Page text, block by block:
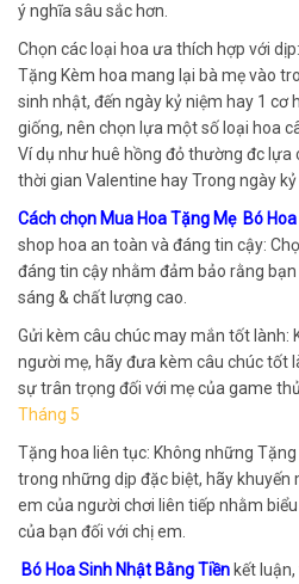
ý nghĩa sâu sắc hơn.
Chọn các loại hoa ưa thích hợp với
Tặng Kèm hoa mang lại bà mẹ vào
sinh nhật, đến ngày kỷ niệm hay 1 cơ
giống, nên chọn lựa một số loại hoa
Ví dụ như huê hồng đỏ thường đc
thời gian Valentine hay Trong ngày
Cách chọn Mua Hoa Tặng Mẹ Bó
shop hoa an toàn và đáng tin cậy:
đáng tin cậy nhằm đảm bảo rằng
sáng & chất lượng cao.
Gửi kèm câu chúc may mắn tốt lành:
người mẹ, hãy đưa kèm câu chúc tốt
sự trân trọng đối với mẹ của game
Tháng 5
Tặng hoa liên tục: Không những
trong những dịp đặc biệt, hãy khuyến
em của người chơi liên tiếp nhằm
của bạn đối với chị em.
Bó Hoa Sinh Nhật Bằng Tiền kết